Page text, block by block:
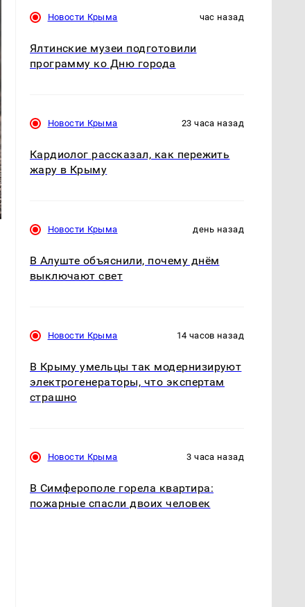
Новости Крыма час назад
Ялтинские музеи подготовили
программу ко Дню города
Новости Крыма 23 часа назад
Кардиолог рассказал, как пережить
жару в Крыму
Новости Крыма день назад
В Алуште объяснили, почему днём
выключают свет
Новости Крыма 14 часов назад
В Крыму умельцы так модернизируют
электрогенераторы, что экспертам
страшно
Новости Крыма 3 часа назад
В Симферополе горела квартира:
пожарные спасли двоих человек